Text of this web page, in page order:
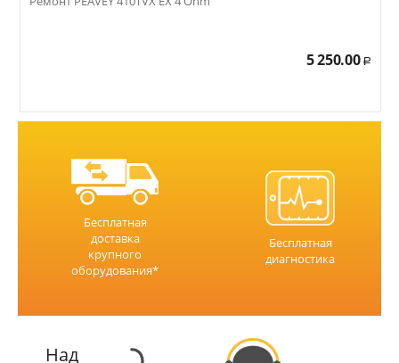
5 250.00 Р
Бесплатная
доставка
крупного
оборудования*
Бесплатная
диагностика
Над